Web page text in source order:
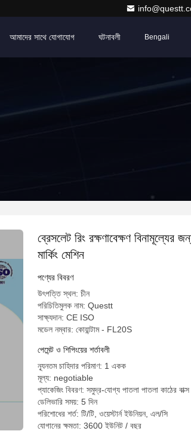
আমাদের সাথে যোগাযোগ ঘটনাবলী Bengali
ব্রেসলেট রিং রক্ষণাবেক্ষণ
মার্কিং মেশিন
পণ্যের বিবরণ
উৎপত্তি স্থল: চীন
পরিচিতিমুলক নাম: Questt
সাক্ষ্যদান: CE ISO
মডেল নম্বার: কোয়ান্টাম - FL20S
পেমেন্ট ও শিপিংয়ের শর্তাবলী
ন্যূনতম চাহিদার পরিমাণ: 1 একক
মূল্য: negotiable
প্যাকেজিং বিবরণ: সমুদ্র-যোগ্য পাতলা পাতলা কাঠের বাক্স
ডেলিভারি সময়: 5 দিন
পরিশোধের শর্ত: টি/টি, ওয়েস্টার্ন ইউনিয়ন, এল/সি
যোগানের ক্ষমতা: 3600 ইউনিট / বছর